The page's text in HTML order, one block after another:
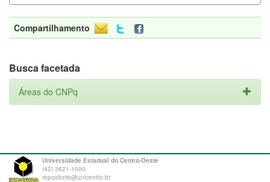
Compartilhamento
Busca facetada
Áreas do CNPq
Universidade Estadual do Centro-Oeste
(42) 3621-1000
repositorio@unicentro.br